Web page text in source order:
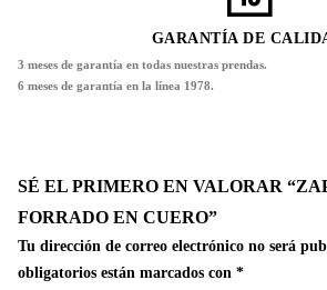
GARANTÍA DE
3 meses de garantía en todas nuestras prendas.
6 meses de garantía en la línea 1978.
SÉ EL PRIMERO EN VALORAR
FORRADO EN CUERO”
Tu dirección de correo electrónico no será
obligatorios están marcados con *